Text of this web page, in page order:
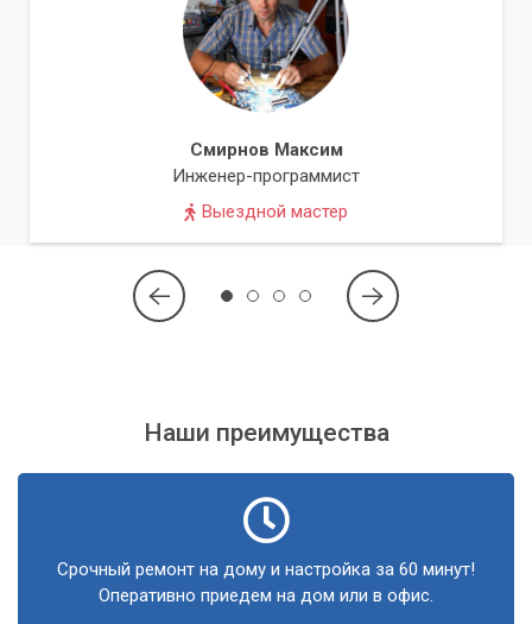
Внесение полной предоплаты, особенно если она требует
значительной суммы – это тревожный звоночек.
Нормальная практика – это оплата по факту выполнения
работ или частичная предоплата за дорогостоящие
Задавайте вопросы
стоить. Если мастер отказывается отвечать или уходит от
прямых ответов – это повод задуматься.
диагностике и ремонте. Это значительно снизит
Сервисный центр «Компьютерный Мастер» дорожит своей
репутацией и искренне заинтересован в предоставлении
качественных и честных услуг. Мы понимаем, как важно
Смирнов Максим
Инженер-программист
Выездной мастер
Наши преимущества
Срочный ремонт на дому и настройка за 60 минут!
Оперативно приедем на дом или в офис.